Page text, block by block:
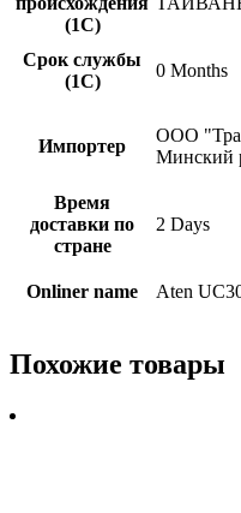
(1С)
Срок службы
(1С)
0 Months
Импортер
ООО
Минский
Время
доставки по
стране
2 Days
Onliner name Aten
Похожие товары